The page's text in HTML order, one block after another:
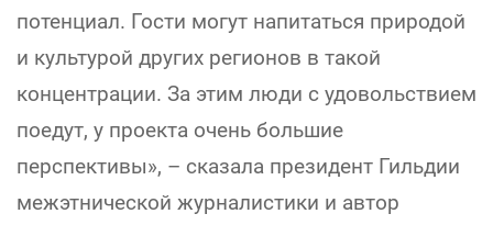
потенциал. Гости могут напитаться природой
и культурой других регионов в такой
концентрации. За этим люди с удовольствием
поедут, у проекта очень большие
перспективы», – сказала президент Гильдии
межэтнической журналистики и автор